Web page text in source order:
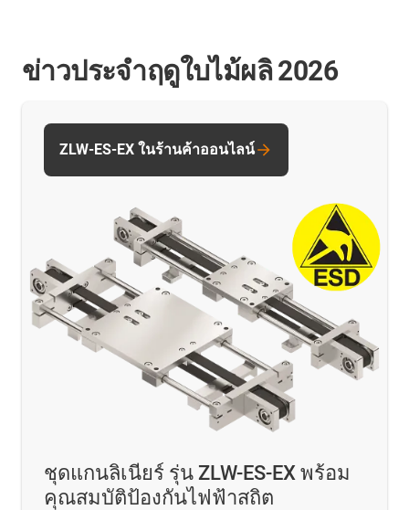
ข่าวประจำฤดูใบไม้ผลิ 2026
ชุดแกนลิเนียร์ รุ่น ZLW-ES-EX พร้อม
คุณสมบัติป้องกันไฟฟ้าสถิต
ZLW-ES-EX ในร้านค้าออนไลน์